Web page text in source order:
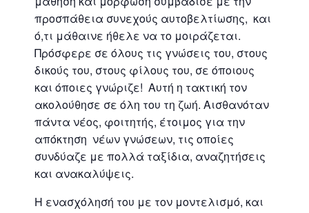
προσπάθεια συνεχούς αυτοβελτίωσης, και
ό,τι μάθαινε ήθελε να το μοιράζεται.
Πρόσφερε σε όλους τις γνώσεις του, στους
δικούς του, στους φίλους του, σε όποιους
και όποιες γνώριζε! Αυτή η τακτική τον
ακολούθησε σε όλη του τη ζωή. Αισθανόταν
πάντα νέος, φοιτητής, έτοιμος για την
απόκτηση νέων γνώσεων, τις οποίες
συνδύαζε με πολλά ταξίδια, αναζητήσεις
και ανακαλύψεις.
Η ενασχόλησή του με τον μοντελισμό, και